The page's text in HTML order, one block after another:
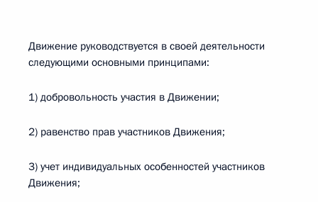
Движение руководствуется в своей деятельности
следующими основными принципами:
1) добровольность участия в Движении;
2) равенство прав участников Движения;
3) учет индивидуальных особенностей участников
Движения;